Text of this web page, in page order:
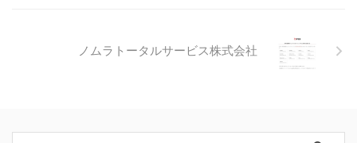
ノムラトータルサービス株式会社